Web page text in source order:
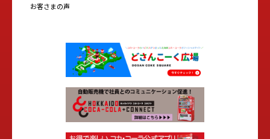
お客さまの声